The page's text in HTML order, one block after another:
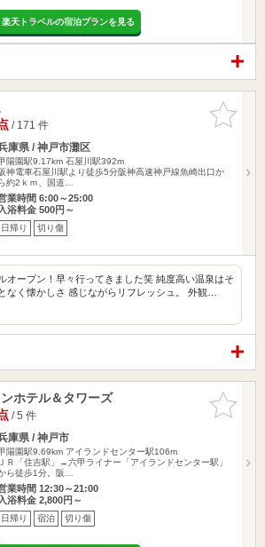
楽天トラベルの宿泊プランを見る
お気に入
りに追加
/ 171 件
庫県 / 神戸市灘区
陽園駅9.17km 石屋川駅392m
神電車石屋川駅より徒歩5分阪神高速神戸線魚崎出口か
約2ｋｍ、国道…
業時間 6:00～25:00
入浴料金 500円～
日帰り 切り傷
オープン！早々行ってきました笑 純度高い温泉はそ
なく懐かしさ 感じながらリフレッシュ。 外観…
お気に入
りに追加
ホテル＆タワーズ
/ 5 件
庫県 / 神戸市
陽園駅9.69km アイランドセンター駅106m
ＪＲ「住吉駅」→六甲ライナー「アイランドセンター駅」
ら徒歩1分。阪…
業時間 12:30～21:00
入浴料金 2,800円～
日帰り 宿泊 切り傷